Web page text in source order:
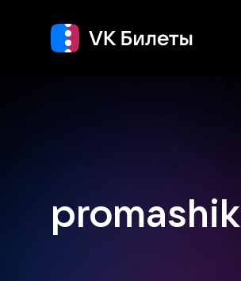
promashik